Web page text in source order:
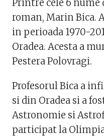
Printre cele 6 nume
roman, Marin Bica.
in perioada 1970-
Oradea. Acesta a
Pestera Polovragi.
Profesorul Bica a
si din Oradea si a
Astronomie si
participat la